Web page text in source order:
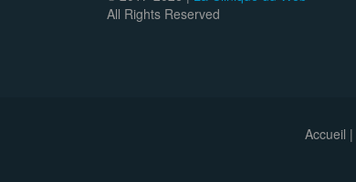
All Rights Reserved
Accueil |